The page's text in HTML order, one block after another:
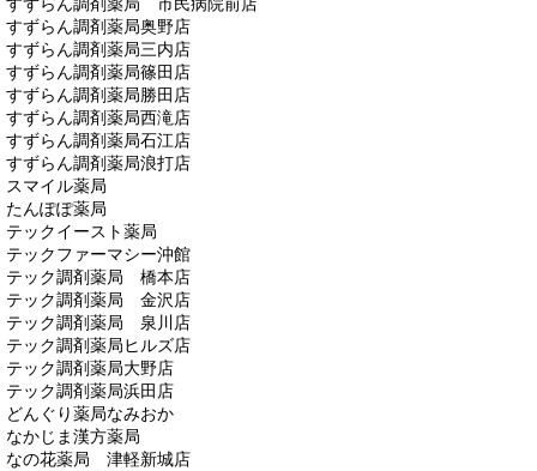
すずらん調剤薬局奥野店
すずらん調剤薬局三内店
すずらん調剤薬局篠田店
すずらん調剤薬局勝田店
すずらん調剤薬局西滝店
すずらん調剤薬局石江店
すずらん調剤薬局浪打店
スマイル薬局
たんぽぽ薬局
テックイースト薬局
テックファーマシー沖館
テック調剤薬局 橋本店
テック調剤薬局 金沢店
テック調剤薬局 泉川店
テック調剤薬局ヒルズ店
テック調剤薬局大野店
テック調剤薬局浜田店
どんぐり薬局なみおか
なかじま漢方薬局
なの花薬局 津軽新城店